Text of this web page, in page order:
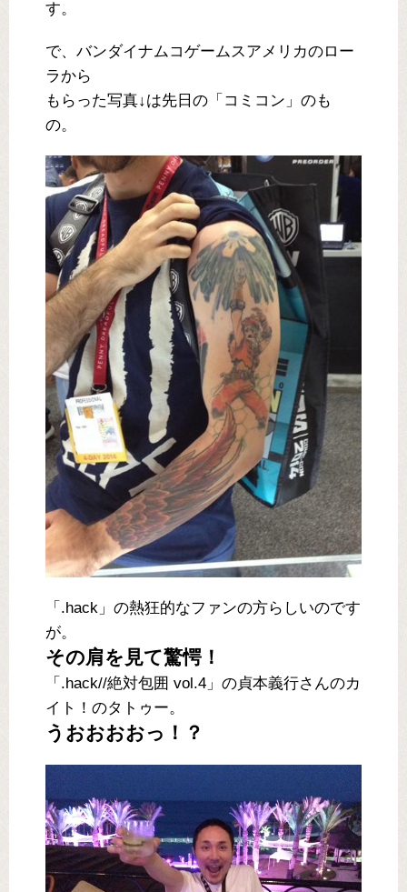
す。
で、バンダイナムコゲームスアメリカのロー
ラから
もらった写真↓は先日の「コミコン」のも
の。
「.hack」の熱狂的なファンの方らしいのです
が。
その肩を見て驚愕！
「.hack//絶対包囲 vol.4」の貞本義行さんのカ
イト！のタトゥー。
うおおおおっ！？